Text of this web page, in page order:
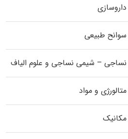
طبیعی
– شیمی نساجی و علوم الیاف
و مواد